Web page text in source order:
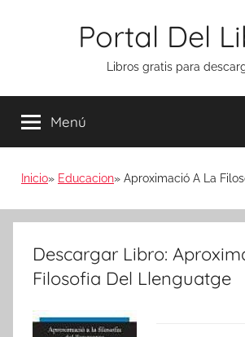
Portal Del
Libros gratis para
Menú
Inicio Educacion Aproximació A La
Descargar Libro:
Filosofia Del Llenguatge